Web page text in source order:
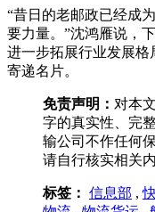
“昔日的老邮政已经成
要力量。”沈鸿雁说，
进一步拓展行业发展格
寄递名片。
免责声明： 对本
字的真实性、完
输公司不作任何
请自行核实相关内
标签： 信息部 ,